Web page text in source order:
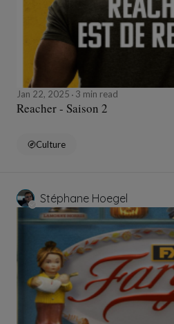
Jan 22, 2025 3 min read
Reacher - Saison 2
Culture
Stéphane Hoegel